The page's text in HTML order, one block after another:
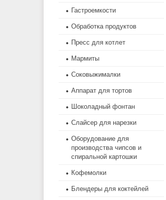
Гастроемкости
Обработка продуктов
Пресс для котлет
Мармиты
Соковыжималки
Аппарат для тортов
Шоколадный фонтан
Слайсер для нарезки
Оборудование для
производства чипсов и
спиральной картошки
Кофемолки
Блендеры для коктейлей